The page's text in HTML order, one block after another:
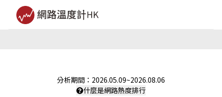
分析期間： 2026.05.09~2026.08.06
什麼是網路熱度排行